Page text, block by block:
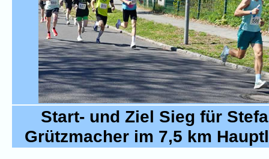
Start- und Ziel Sieg für
Grützmacher im 7,5 km